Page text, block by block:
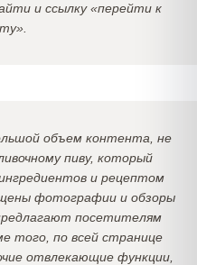
и ссылку «перейти к
объем контента, не
пиву, который
и рецептом
фотографии и обзоры
посетителям
того, по всей странице
отвлекающие функции,